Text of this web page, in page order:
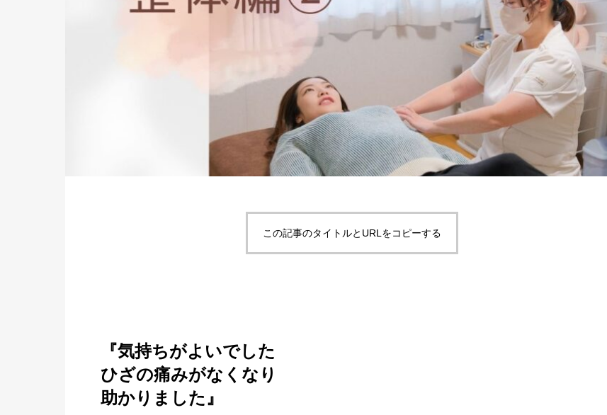
この記事のタイトルとURLをコピーする
『気持ちがよいでした
ひざの痛みがなくなり
助かりました』